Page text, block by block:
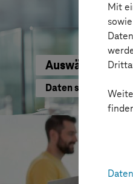
Mit
Auswärtiges
Daten schneller